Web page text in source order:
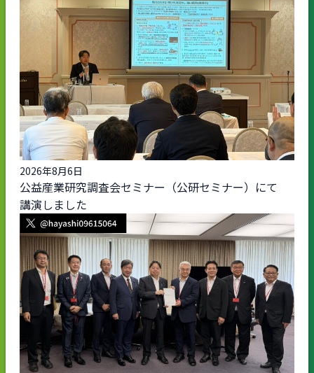
2026年8月6日
公益産業研究調査会セミナー（公研セミナー）にて
講演しました